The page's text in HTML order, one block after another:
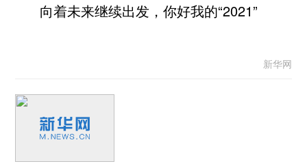
向着未来继续出发，你好我的“2021”
新华网